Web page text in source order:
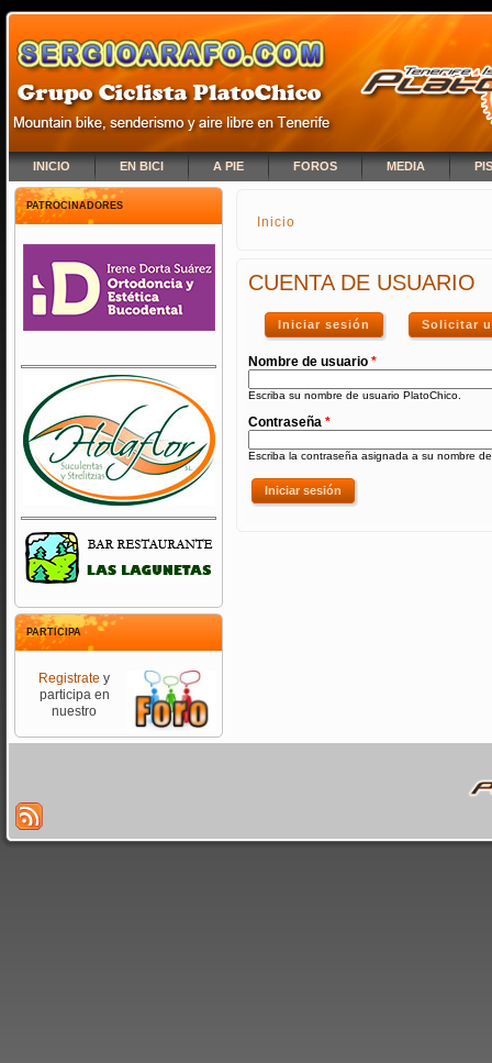
INICIO EN BICI A PIE FOROS MEDIA
PATROCINADORES
PARTICIPA
Registrate y
participa en
nuestro
SE ENCUENTRA USTED
Inicio
CUENTA DE USUARIO
Iniciar sesión (solapa activa)
Solicitar
Nombre de usuario *
Escriba su nombre de usuario PlatoChico.
Contraseña *
Escriba la contraseña asignada a su nombre